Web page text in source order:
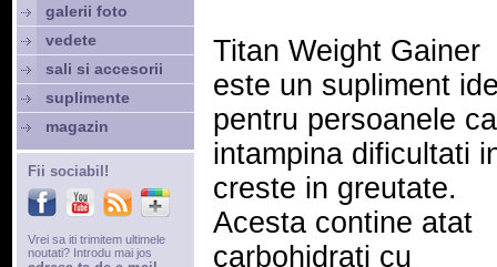
Titan Weight Gainer
este un supliment
pentru persoanele
intampina dificultati
creste in greutate.
Acesta contine atat
carbohidrati cu
galerii foto
vedete
sali si accesorii
suplimente
magazin
Fii sociabil!
Vrei sa iti trimitem ultimele
noutati? Introdu mai jos